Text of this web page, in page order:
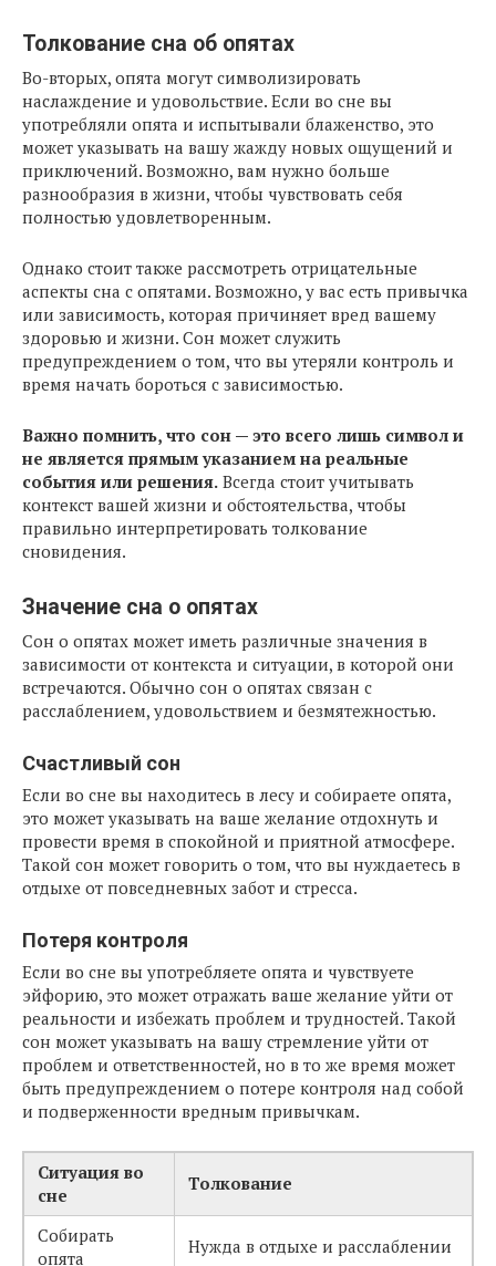
Толкование сна об опятах
Во-вторых, опята могут символизировать
наслаждение и удовольствие. Если во сне вы
употребляли опята и испытывали блаженство, это
может указывать на вашу жажду новых ощущений и
приключений. Возможно, вам нужно больше
разнообразия в жизни, чтобы чувствовать себя
полностью удовлетворенным.
Однако стоит также рассмотреть отрицательные
аспекты сна с опятами. Возможно, у вас есть привычка
или зависимость, которая причиняет вред вашему
здоровью и жизни. Сон может служить
предупреждением о том, что вы утеряли контроль и
время начать бороться с зависимостью.
Важно помнить, что сон — это всего лишь символ и
не является прямым указанием на реальные
события или решения. Всегда стоит учитывать
контекст вашей жизни и обстоятельства, чтобы
правильно интерпретировать толкование
сновидения.
Значение сна о опятах
Сон о опятах может иметь различные значения в
зависимости от контекста и ситуации, в которой они
встречаются. Обычно сон о опятах связан с
расслаблением, удовольствием и безмятежностью.
Счастливый сон
Если во сне вы находитесь в лесу и собираете опята,
это может указывать на ваше желание отдохнуть и
провести время в спокойной и приятной атмосфере.
Такой сон может говорить о том, что вы нуждаетесь в
отдыхе от повседневных забот и стресса.
Потеря контроля
Если во сне вы употребляете опята и чувствуете
эйфорию, это может отражать ваше желание уйти от
реальности и избежать проблем и трудностей. Такой
сон может указывать на вашу стремление уйти от
проблем и ответственностей, но в то же время может
быть предупреждением о потере контроля над собой
и подверженности вредным привычкам.
Ситуация во
сне
Толкование
Собирать
опята
Нужда в отдыхе и расслаблении